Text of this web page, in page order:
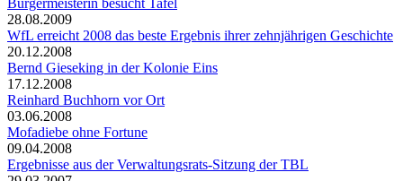
28.08.2009
WfL erreicht 2008 das beste Ergebnis ihrer zehnjährigen Geschichte
20.12.2008
Bernd Gieseking in der Kolonie Eins
17.12.2008
Reinhard Buchhorn vor Ort
03.06.2008
Mofadiebe ohne Fortune
09.04.2008
Ergebnisse aus der Verwaltungsrats-Sitzung der TBL